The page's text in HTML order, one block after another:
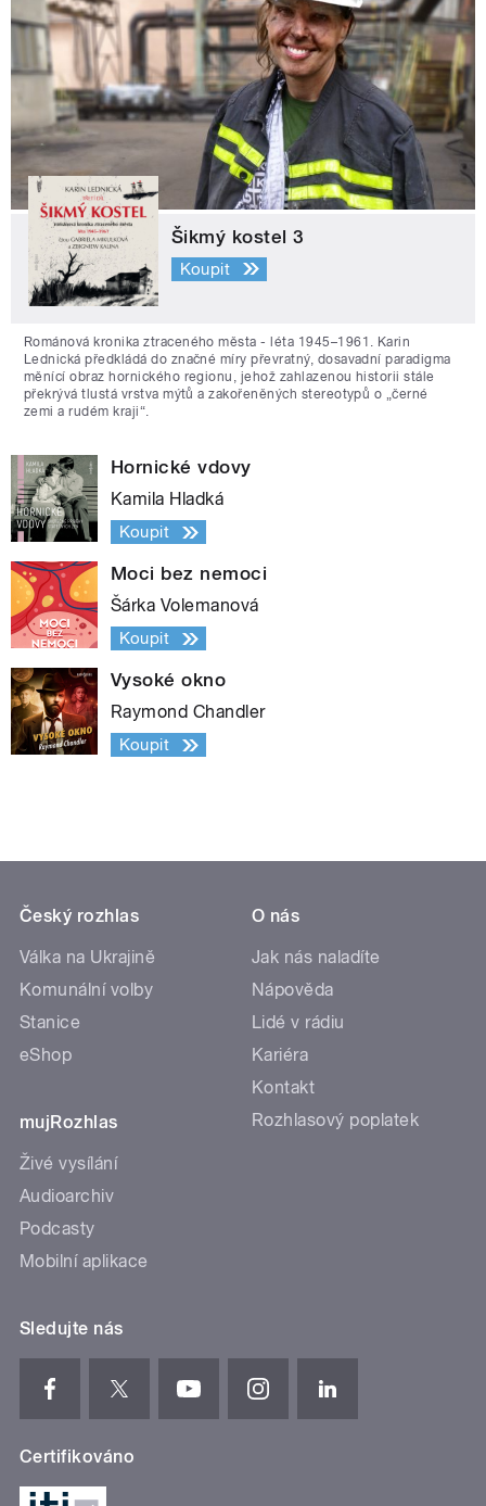
Šikmý kostel 3
Koupit
Románová kronika ztraceného města - léta 1945–1961. Karin
Lednická předkládá do značné míry převratný, dosavadní paradigma
měnící obraz hornického regionu, jehož zahlazenou historii stále
překrývá tlustá vrstva mýtů a zakořeněných stereotypů o „černé
zemi a rudém kraji“.
Hornické vdovy
Kamila Hladká
Koupit
Moci bez nemoci
Šárka Volemanová
Koupit
Vysoké okno
Raymond Chandler
Koupit
Český rozhlas
Válka na Ukrajině
Komunální volby
Stanice
eShop
mujRozhlas
Živé vysílání
Audioarchiv
Podcasty
Mobilní aplikace
O nás
Jak nás naladíte
Nápověda
Lidé v rádiu
Kariéra
Kontakt
Rozhlasový poplatek
Sledujte nás
Certifikováno